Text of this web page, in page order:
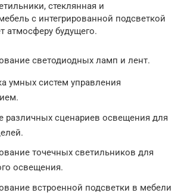
стеклянная и
с интегрированной подсветкой
атмосферу будущего.
светодиодных ламп и лент.
умных систем управления
различных сценариев освещения для
точечных светильников для
освещения.
встроенной подсветки в мебели